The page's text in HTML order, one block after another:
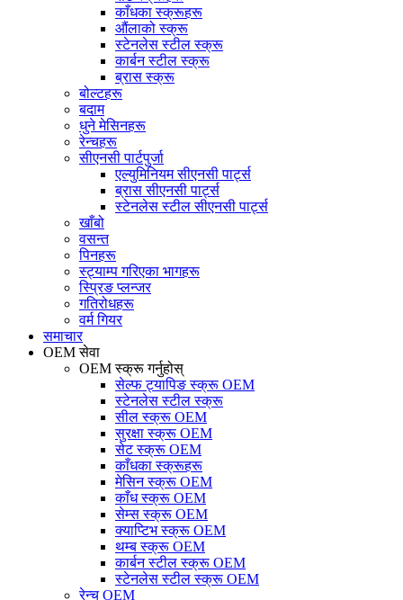
काँधका स्क्रूहरू
औंलाको स्क्रू
स्टेनलेस स्टील स्क्रू
कार्बन स्टील स्क्रू
ब्रास स्क्रू
बोल्टहरू
बदाम
धुने मेसिनहरू
रेन्चहरू
सीएनसी पार्टपुर्जा
एल्युमिनियम सीएनसी पार्ट्स
ब्रास सीएनसी पार्ट्स
स्टेनलेस स्टील सीएनसी पार्ट्स
खाँबो
वसन्त
पिनहरू
स्ट्याम्प गरिएका भागहरू
स्प्रिङ प्लन्जर
गतिरोधहरू
वर्म गियर
समाचार
OEM सेवा
OEM स्क्रू गर्नुहोस्
सेल्फ ट्यापिङ स्क्रू OEM
स्टेनलेस स्टील स्क्रू
सील स्क्रू OEM
सुरक्षा स्क्रू OEM
सेट स्क्रू OEM
काँधका स्क्रूहरू
मेसिन स्क्रू OEM
काँध स्क्रू OEM
सेम्स स्क्रू OEM
क्याप्टिभ स्क्रू OEM
थम्ब स्क्रू OEM
कार्बन स्टील स्क्रू OEM
स्टेनलेस स्टील स्क्रू OEM
रेन्च OEM